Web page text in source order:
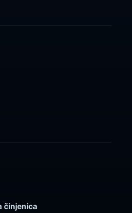
činjenica